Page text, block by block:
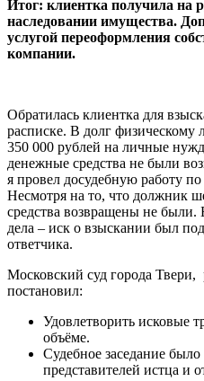
Итог: клиентка получила на
наследовании имущества.
услугой переоформления
компании.
Обратилась клиентка для
расписке. В долг физическому
350 000 рублей на личные
денежные средства не были
я провел досудебную работу
Несмотря на то, что должник
средства возвращены не были.
дела – иск о взыскании был
ответчика.
Московский суд города Твери,
постановил:
Удовлетворить исковые
объёме.
Судебное заседание
представителей истца и